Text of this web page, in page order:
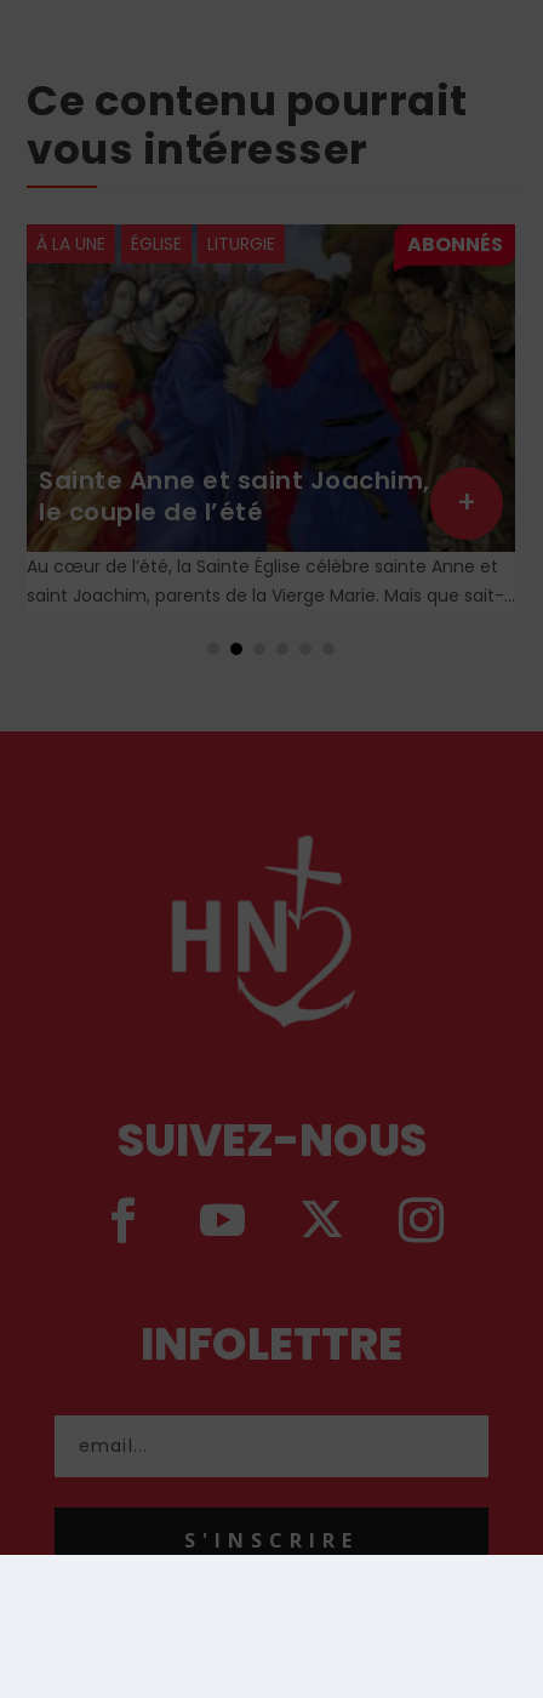
Ce contenu pourrait
vous intéresser
À LA UNE ÉGLISE LECTURES
Hommage au père Calmel
Religieux dominicain (1914-1975), le père Roger-Thomas
Calmel fut l’une des figures du mouvement
la doctrine traditionnelle, ainsi qu’aux antiques
+
SUIVEZ-NOUS
INFOLETTRE
S'INSCRIRE